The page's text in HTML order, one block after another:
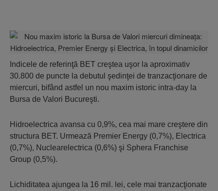
Indicele de referinţă BET creştea uşor la aproximativ
30.800 de puncte la debutul şedinţei de tranzacţionare de
miercuri, bifând astfel un nou maxim istoric intra-day la
Bursa de Valori Bucureşti.
Hidroelectrica avansa cu 0,9%, cea mai mare creştere din
structura BET. Urmează Premier Energy (0,7%), Electrica
(0,7%), Nuclearelectrica (0,6%) şi Sphera Franchise
Group (0,5%).
Lichiditatea ajungea la 16 mil. lei, cele mai tranzacţionate